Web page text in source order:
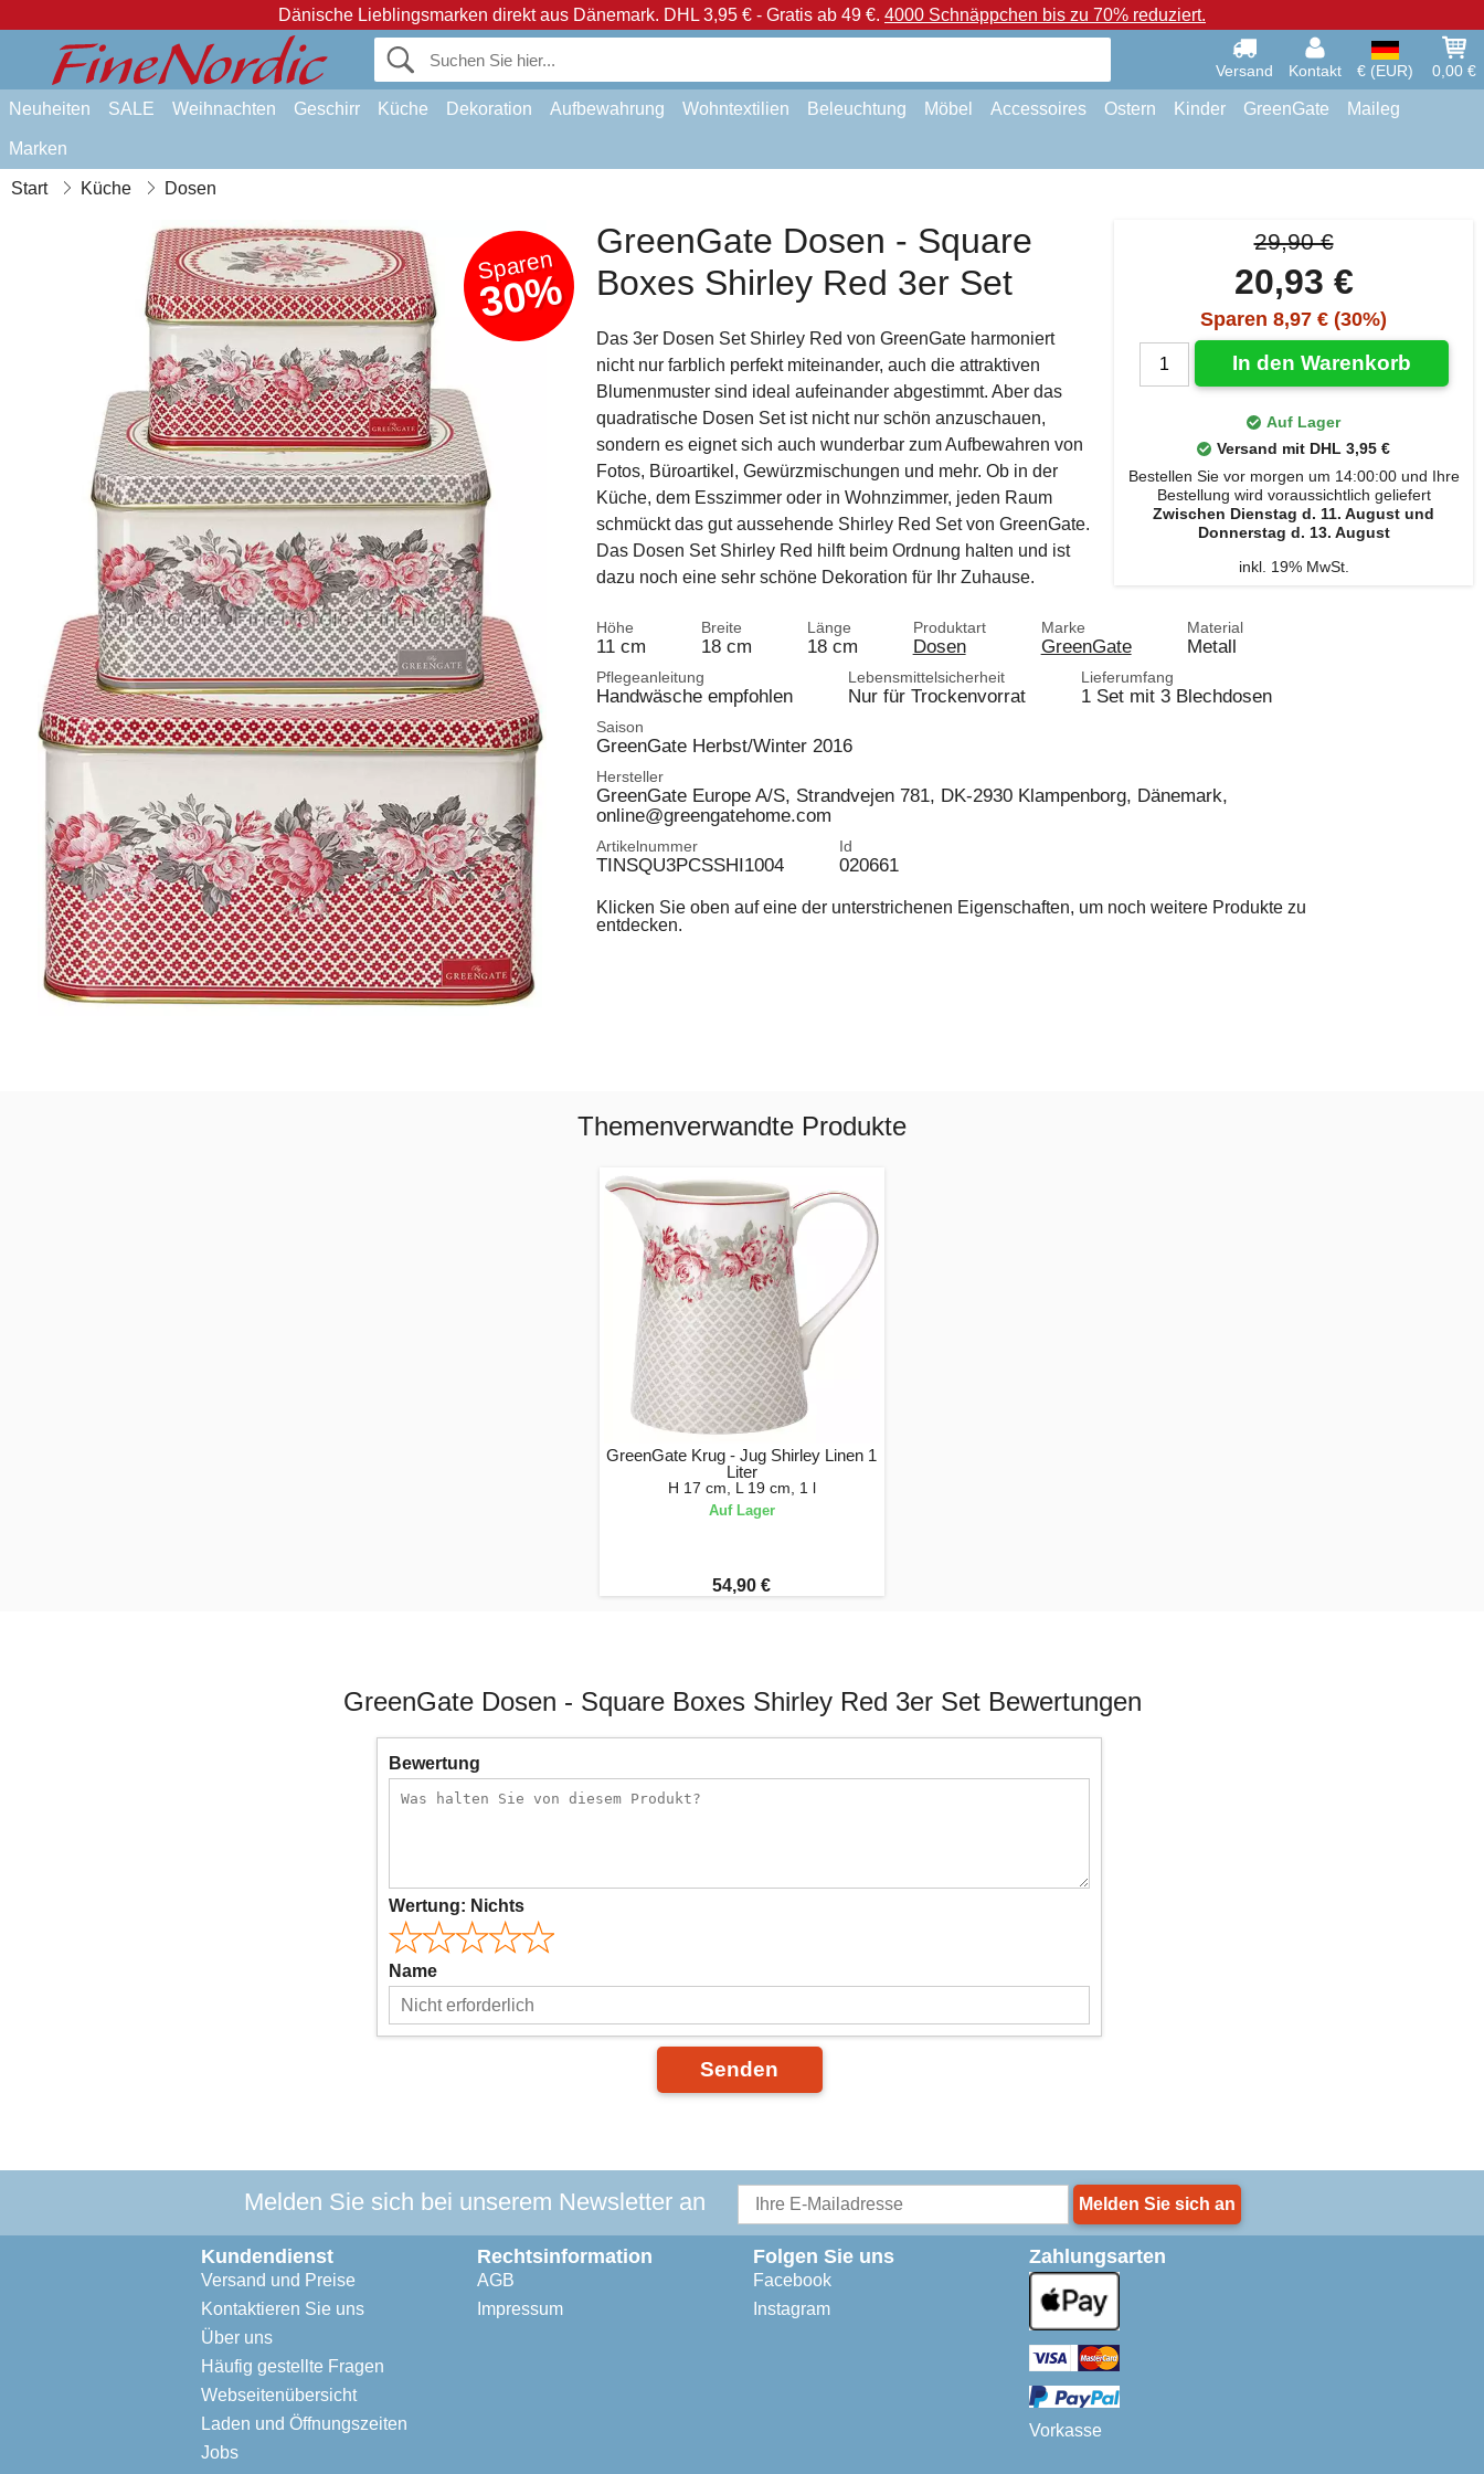
Dänische Lieblingsmarken direkt aus Dänemark. DHL 3,95 € - Gratis ab 49 €. 4000 Schnäppchen bis zu 70% reduziert.
Versand Kontakt € (EUR) 0,00 €
Neuheiten SALE Weihnachten Geschirr Küche Dekoration Aufbewahrung Wohntextilien Beleuchtung Möbel Accessoires Ostern Kinder GreenGate Maileg
Marken
Start Küche Dosen
Sparen
30%
29,90 €
20,93 €
Sparen 8,97 € (30%)
In den Warenkorb
Auf Lager
Versand mit DHL 3,95 €
Bestellen Sie vor morgen um 14:00:00 und Ihre
Bestellung wird voraussichtlich geliefert
Zwischen Dienstag d. 11. August und
Donnerstag d. 13. August
inkl. 19% MwSt.
GreenGate Dosen - Square
Boxes Shirley Red 3er Set
Das 3er Dosen Set Shirley Red von GreenGate harmoniert
nicht nur farblich perfekt miteinander, auch die attraktiven
Blumenmuster sind ideal aufeinander abgestimmt. Aber das
quadratische Dosen Set ist nicht nur schön anzuschauen,
sondern es eignet sich auch wunderbar zum Aufbewahren von
Fotos, Büroartikel, Gewürzmischungen und mehr. Ob in der
Küche, dem Esszimmer oder in Wohnzimmer, jeden Raum
schmückt das gut aussehende Shirley Red Set von GreenGate.
Das Dosen Set Shirley Red hilft beim Ordnung halten und ist
dazu noch eine sehr schöne Dekoration für Ihr Zuhause.
Höhe
11 cm
Breite
18 cm
Länge
18 cm
Produktart
Dosen
Marke
GreenGate
Material
Metall
Pflegeanleitung
Handwäsche empfohlen
Lebensmittelsicherheit
Nur für Trockenvorrat
Lieferumfang
1 Set mit 3 Blechdosen
Saison
GreenGate Herbst/Winter 2016
Hersteller
GreenGate Europe A/S, Strandvejen 781, DK-2930 Klampenborg, Dänemark,
online@greengatehome.com
Artikelnummer
TINSQU3PCSSHI1004
Id
020661
Klicken Sie oben auf eine der unterstrichenen Eigenschaften, um noch weitere Produkte zu
entdecken.
Themenverwandte Produkte
GreenGate Krug - Jug Shirley Linen 1
Liter
H 17 cm, L 19 cm, 1 l
Auf Lager
54,90 €
GreenGate Dosen - Square Boxes Shirley Red 3er Set Bewertungen
Bewertung
Wertung: Nichts
Name
Senden
Melden Sie sich bei unserem Newsletter an Melden Sie sich an
Kundendienst
Versand und Preise
Kontaktieren Sie uns
Über uns
Häufig gestellte Fragen
Webseitenübersicht
Laden und Öffnungszeiten
Jobs
Rechtsinformation
AGB
Impressum
Folgen Sie uns
Facebook
Instagram
Zahlungsarten
Vorkasse